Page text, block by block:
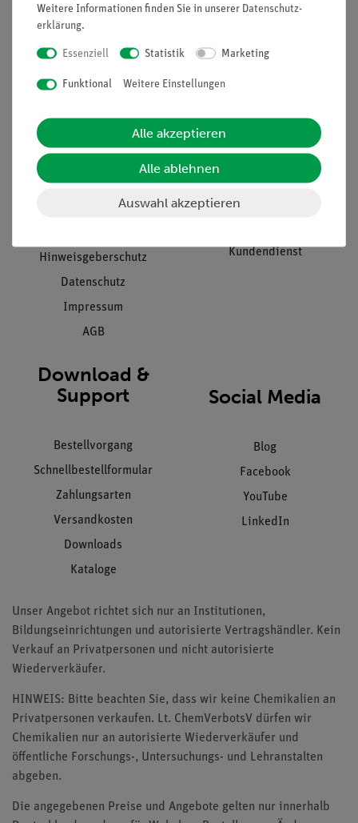
Nach oben
Informationen
Projekte und Lösungen
Presse
Stellenangebote
Hinweisgeberschutz
Datenschutz
Impressum
AGB
Übersicht Service
Beratung & Showroom
Inventarisierungs- &
Einräumservice
Kundendienst
Download &
Support
Bestellvorgang
Schnellbestellformular
Zahlungsarten
Versandkosten
Downloads
Kataloge
Social Media
Blog
Facebook
YouTube
LinkedIn
Unser Angebot richtet sich nur an Institutionen,
Bildungseinrichtungen und autorisierte Vertragshändler. Kein
Verkauf an Privatpersonen und nicht autorisierte
Wiederverkäufer.
HINWEIS: Bitte beachten Sie, dass wir keine Chemikalien an
Privatpersonen verkaufen. Lt. ChemVerbotsV dürfen wir
Chemikalien nur an autorisierte Wiederverkäufer und
öffentliche Forschungs-, Untersuchungs- und Lehranstalten
abgeben.
Die angegebenen Preise und Angebote gelten nur innerhalb
Weitere Informationen finden Sie in unserer Daten­schutz­
erklärung.
Essenziell Statistik Marketing
Funktional Weitere Einstellungen
Alle akzeptieren
Alle ablehnen
Auswahl akzeptieren